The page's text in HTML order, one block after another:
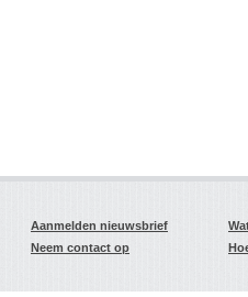
Aanmelden nieuwsbrief
Neem contact op